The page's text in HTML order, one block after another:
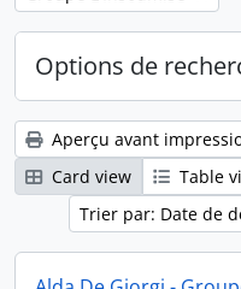
Options de
Aperçu avant
Card view
Table
Trier par: Date de